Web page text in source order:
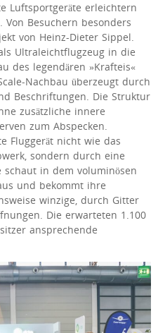
Luftsportgeräte erleichtern
Besuchern besonders
von Heinz-Dieter Sippel.
Ultraleichtflugzeug in die
des legendären »Krafteis«
Nachbau überzeugt durch
Beschriftungen. Die Struktur
zusätzliche innere
zum Abspecken.
Fluggerät nicht wie das
sondern durch eine
schaut in dem voluminösen
und bekommt ihre
winzige, durch Gitter
Die erwarteten 1.100
ansprechende